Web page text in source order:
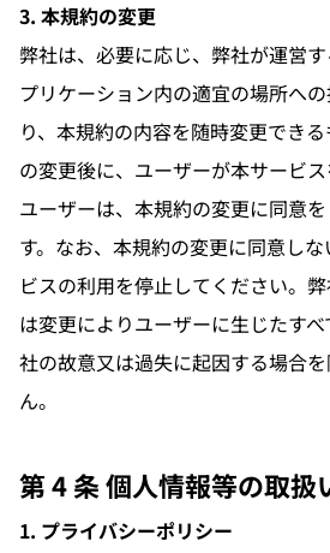
3. 本規約の変更
弊社は、必要に応じ、弊社が運営
プリケーション内の適宜の場所へ
り、本規約の内容を随時変更でき
の変更後に、ユーザーが本サービス
ユーザーは、本規約の変更に同意
す。なお、本規約の変更に同意し
ビスの利用を停止してください。
は変更によりユーザーに生じたす
社の故意又は過失に起因する場合
ん。
第 4 条 個人情報等の取扱
1. プライバシーポリシー